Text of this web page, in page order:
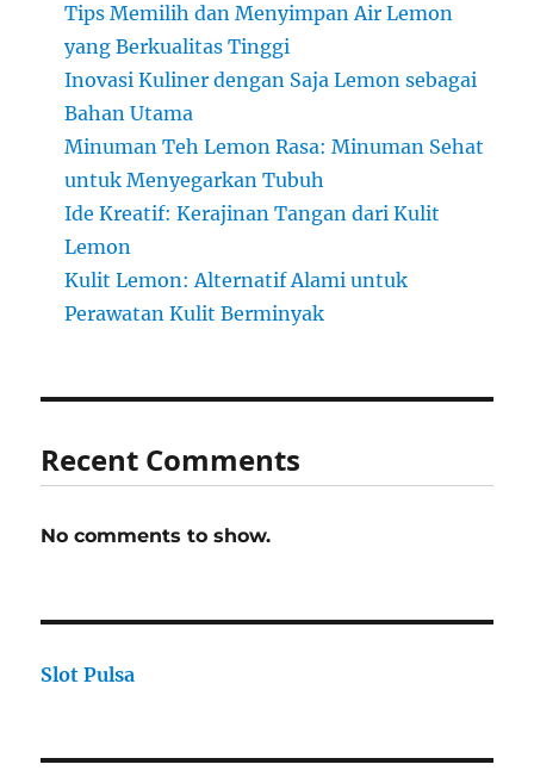
Tips Memilih dan Menyimpan Air Lemon
yang Berkualitas Tinggi
Inovasi Kuliner dengan Saja Lemon sebagai
Bahan Utama
Minuman Teh Lemon Rasa: Minuman Sehat
untuk Menyegarkan Tubuh
Ide Kreatif: Kerajinan Tangan dari Kulit
Lemon
Kulit Lemon: Alternatif Alami untuk
Perawatan Kulit Berminyak
Recent Comments
No comments to show.
Slot Pulsa